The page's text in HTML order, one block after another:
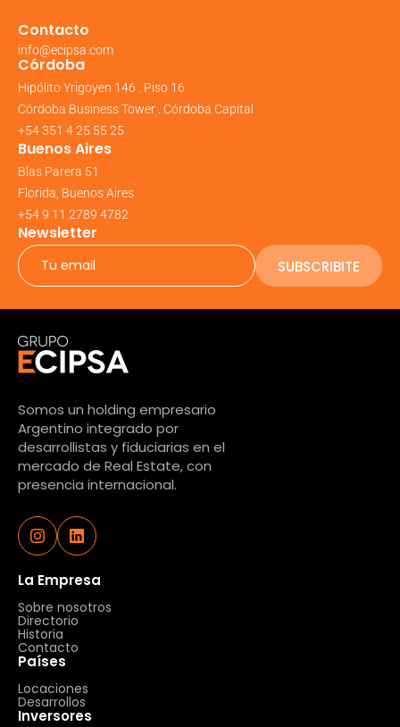
Contacto
info@ecipsa.com
Córdoba
Hipólito Yrigoyen 146 . Piso 16
Córdoba Business Tower . Córdoba Capital
+54 351 4 25 55 25
Buenos Aires
Blas Parera 51
Florida, Buenos Aires
+54 9 11 2789 4782
Newsletter
SUBSCRIBITE
Somos un holding empresario
Argentino integrado por
desarrollistas y fiduciarias en el
mercado de Real Estate, con
presencia internacional.
La Empresa
Sobre nosotros
Directorio
Historia
Contacto
Países
Locaciones
Desarrollos
Inversores